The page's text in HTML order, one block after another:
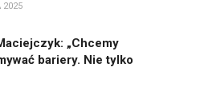
2025
„Chcemy
bariery. Nie tylko